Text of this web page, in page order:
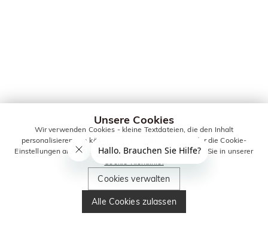
Unsere Cookies
Wir verwenden Cookies - kleine Textdateien, die den Inhalt
personalisieren. Sie können alle Cookies zulassen oder die Cookie-
Einstellungen anpassen. Weitere Informationen erhalten Sie in unserer
Cookie-Richtlinie.
Cookies verwalten
Alle Cookies zulassen